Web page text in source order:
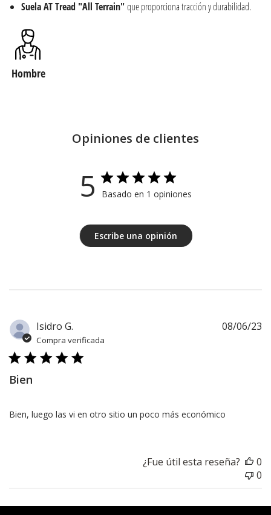
Suela AT Tread "All Terrain"que proporciona tracción y durabilidad.
Hombre
Opiniones de clientes
5 Basado en 1 opiniones
Escribe una opinión
Isidro G.
Compra verificada
Bien
Bien, luego las vi en otro sitio un poco más económico
08/06/23
¿Fue útil esta reseña?
0
0